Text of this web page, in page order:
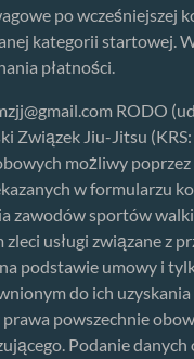
po wcześniejszej
kategorii startowej.
płatności.
RODO
Związek Jiu-Jitsu
możliwy poprzez
w formularzu
zawodów sportów
usługi związane z
podstawie umowy i
do ich
powszechnie
Podanie